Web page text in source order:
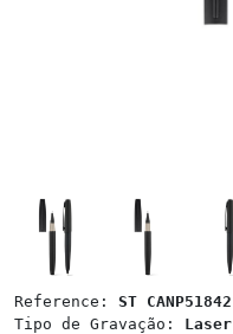
Reference: ST CANP51842
Tipo de Gravação: Laser